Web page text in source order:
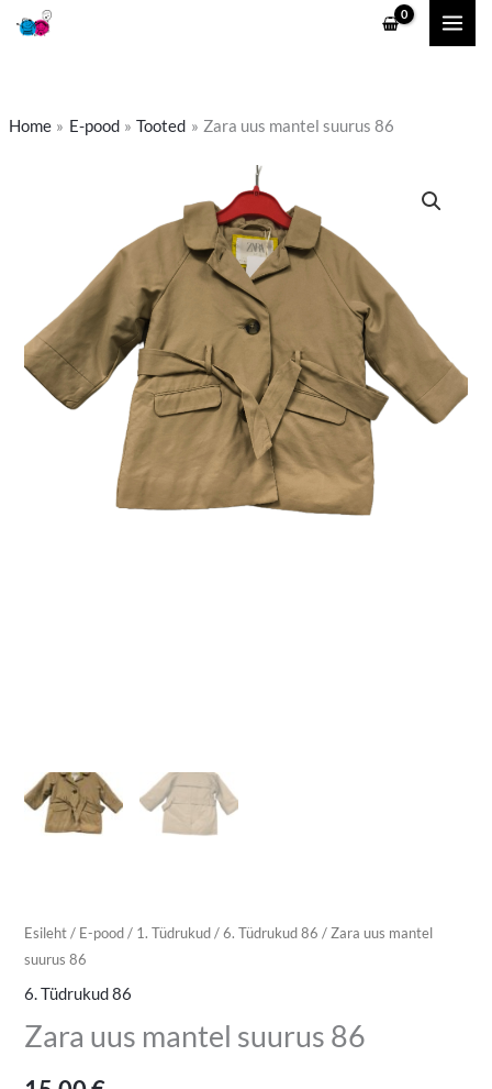
Skip
Home E-pood Tooted Zara uus mantel suurus 86
Esileht/ E-pood/ 1. Tüdrukud/6. Tüdrukud 86 / Zara uus mantel
suurus 86
6. Tüdrukud 86
Zara uus mantel suurus 86
kogus